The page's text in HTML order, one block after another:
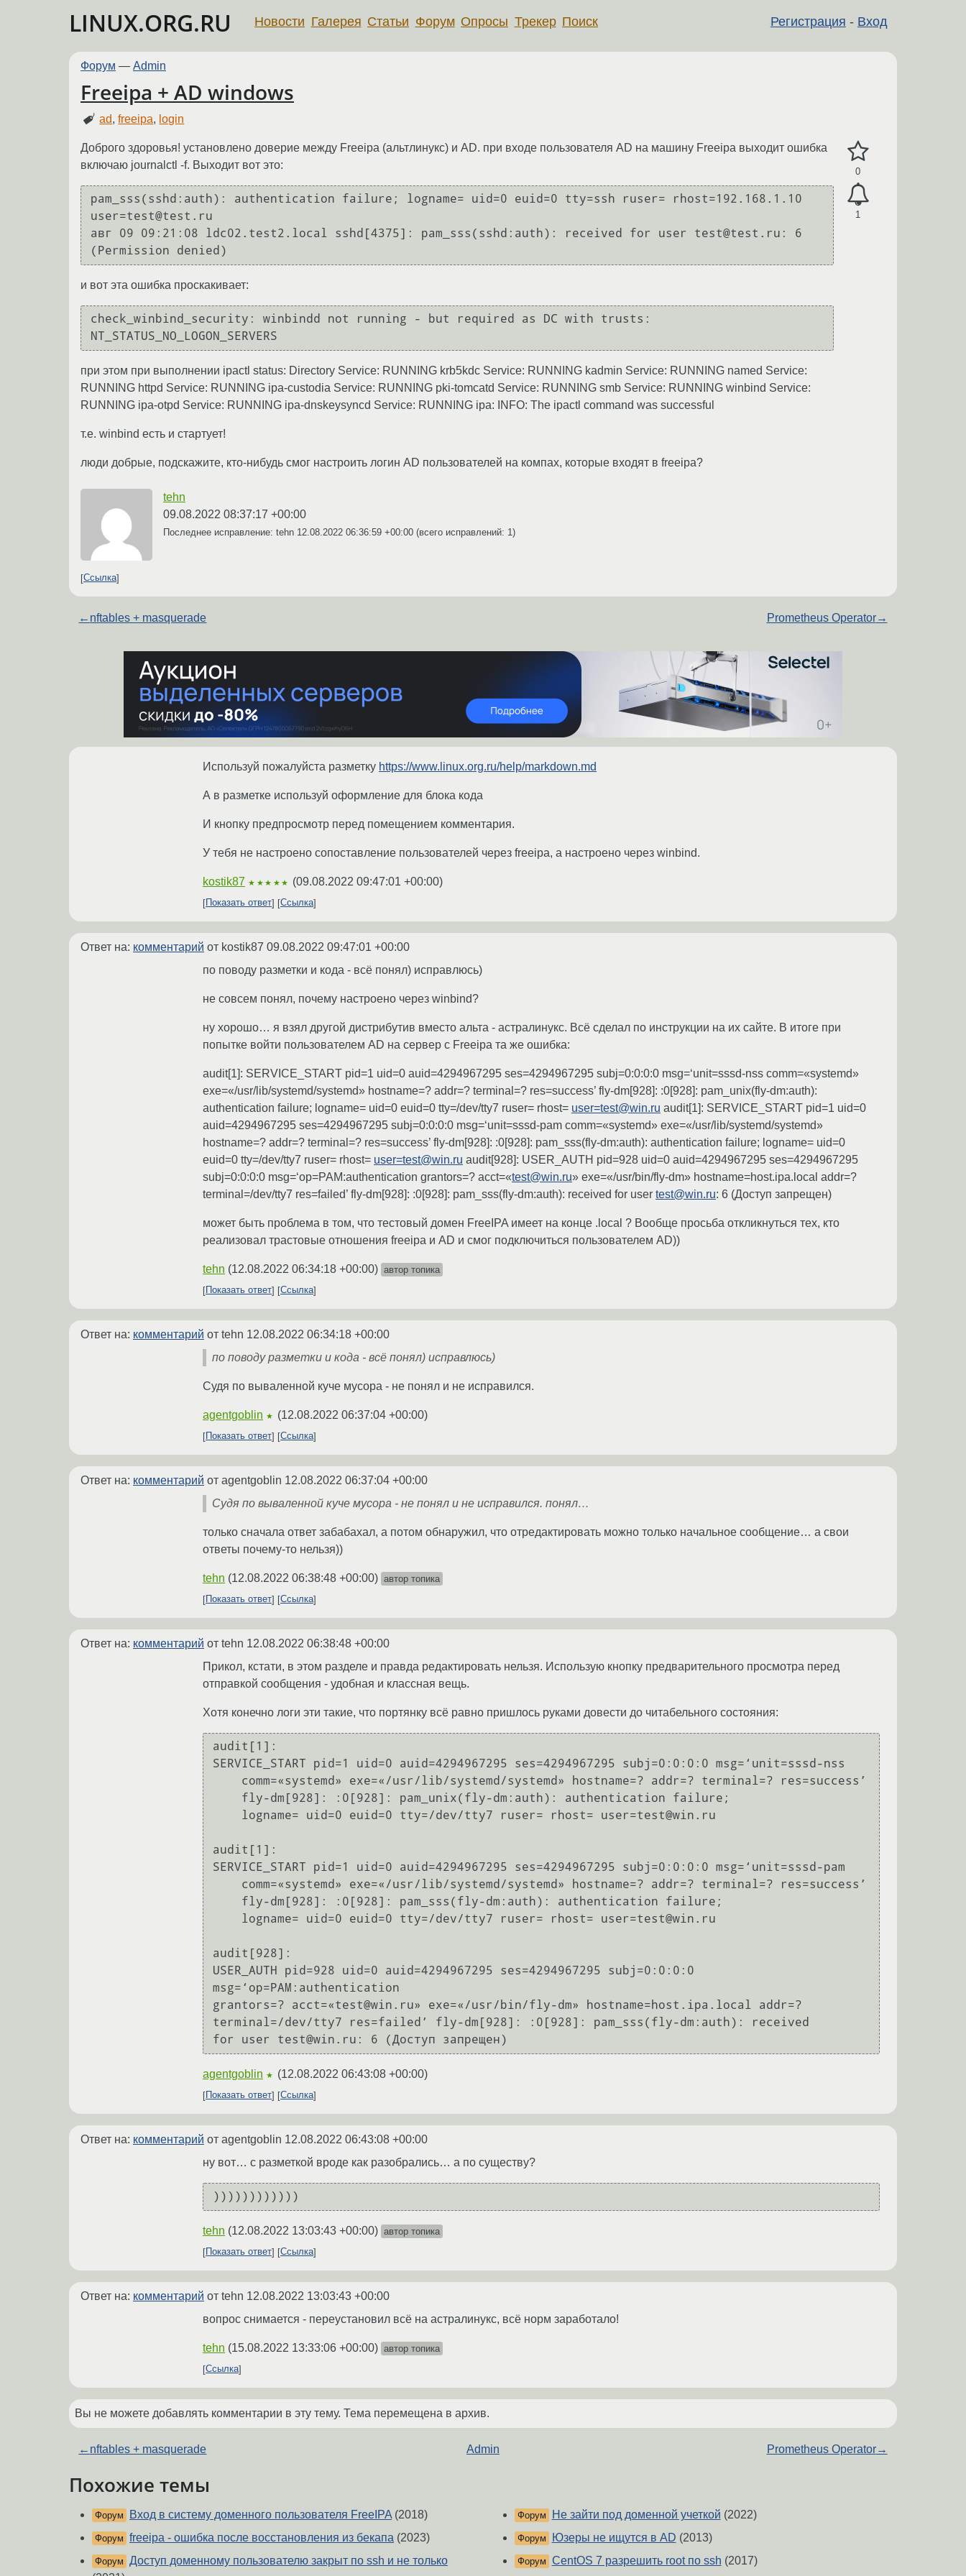
LINUX.ORG.RU Регистрация - Вход
Новости Галерея Статьи Форум Опросы Трекер Поиск
Форум — Admin
Freeipa + AD windows
ad,freeipa, login
0
1
Доброго здоровья! установлено доверие между Freeipa (альтлинукс) и AD. при входе пользователя AD на машину Freeipa выходит ошибка
включаю journalctl -f. Выходит вот это:
pam_sss(sshd:auth): authentication failure; logname= uid=0 euid=0 tty=ssh ruser= rhost=192.168.1.10
user=test@test.ru
авг 09 09:21:08 ldc02.test2.local sshd[4375]: pam_sss(sshd:auth): received for user test@test.ru: 6
и вот эта ошибка проскакивает:
check_winbind_security: winbindd not running - but required as DC with trusts:
при этом при выполнении ipactl status: Directory Service: RUNNING krb5kdc Service: RUNNING kadmin Service: RUNNING named Service:
RUNNING httpd Service: RUNNING ipa-custodia Service: RUNNING pki-tomcatd Service: RUNNING smb Service: RUNNING winbind Service:
RUNNING ipa-otpd Service: RUNNING ipa-dnskeysyncd Service: RUNNING ipa: INFO: The ipactl command was successful
т.е. winbind есть и стартует!
люди добрые, подскажите, кто-нибудь смог настроить логин AD пользователей на компах, которые входят в freeipa?
tehn
09.08.2022 08:37:17 +00:00
Последнее исправление: tehn 12.08.2022 06:36:59 +00:00 (всего исправлений: 1)
Ссылка
← nftables + masquerade Prometheus Operator→
Используй пожалуйста разметку https://www.linux.org.ru/help/markdown.md
А в разметке используй оформление для блока кода
И кнопку предпросмотр перед помещением комментария.
У тебя не настроено сопоставление пользователей через freeipa, а настроено через winbind.
kostik87 ★★★★★ (09.08.2022 09:47:01 +00:00)
Показать ответ Ссылка
Ответ на: комментарий от kostik87 09.08.2022 09:47:01 +00:00
по поводу разметки и кода - всё понял) исправлюсь)
не совсем понял, почему настроено через winbind?
ну хорошо… я взял другой дистрибутив вместо альта - астралинукс. Всё сделал по инструкции на их сайте. В итоге при
попытке войти пользователем АD на сервер с Freeipa та же ошибка:
audit[1]: SERVICE_START pid=1 uid=0 auid=4294967295 ses=4294967295 subj=0:0:0:0 msg=‘unit=sssd-nss comm=«systemd»
exe=«/usr/lib/systemd/systemd» hostname=? addr=? terminal=? res=success’ fly-dm[928]: :0[928]: pam_unix(fly-dm:auth):
authentication failure; logname= uid=0 euid=0 tty=/dev/tty7 ruser= rhost= user=test@win.ru audit[1]: SERVICE_START pid=1 uid=0
auid=4294967295 ses=4294967295 subj=0:0:0:0 msg=‘unit=sssd-pam comm=«systemd» exe=«/usr/lib/systemd/systemd»
hostname=? addr=? terminal=? res=success’ fly-dm[928]: :0[928]: pam_sss(fly-dm:auth): authentication failure; logname= uid=0
euid=0 tty=/dev/tty7 ruser= rhost= user=test@win.ru audit[928]: USER_AUTH pid=928 uid=0 auid=4294967295 ses=4294967295
subj=0:0:0:0 msg=‘op=PAM:authentication grantors=? acct=«test@win.ru» exe=«/usr/bin/fly-dm» hostname=host.ipa.local addr=?
terminal=/dev/tty7 res=failed’ fly-dm[928]: :0[928]: pam_sss(fly-dm:auth): received for user test@win.ru: 6 (Доступ запрещен)
может быть проблема в том, что тестовый домен FreeIPA имеет на конце .local ? Вообще просьба откликнуться тех, кто
реализовал трастовые отношения freeipa и AD и смог подключиться пользователем AD))
tehn (12.08.2022 06:34:18 +00:00) автор топика
Показать ответ
Ссылка
Ответ на: комментарий от tehn 12.08.2022 06:34:18 +00:00
по поводу разметки и кода - всё понял) исправлюсь)
Судя по вываленной куче мусора - не понял и не исправился.
agentgoblin ★ (12.08.2022 06:37:04 +00:00)
Показать ответ Ссылка
Ответ на: комментарий от agentgoblin 12.08.2022 06:37:04 +00:00
Судя по вываленной куче мусора - не понял и не исправился. понял…
только сначала ответ забабахал, а потом обнаружил, что отредактировать можно только начальное сообщение… а свои
ответы почему-то нельзя))
tehn (12.08.2022 06:38:48 +00:00) автор топика
Показать ответ
Ссылка
Ответ на: комментарий от tehn 12.08.2022 06:38:48 +00:00
Прикол, кстати, в этом разделе и правда редактировать нельзя. Использую кнопку предварительного просмотра перед
отправкой сообщения - удобная и классная вещь.
Хотя конечно логи эти такие, что портянку всё равно пришлось руками довести до читабельного состояния:
audit[1]:
SERVICE_START pid=1 uid=0 auid=4294967295 ses=4294967295 subj=0:0:0:0 msg=‘unit=sssd-nss
audit[1]:
SERVICE_START pid=1 uid=0 auid=4294967295 ses=4294967295 subj=0:0:0:0 msg=‘unit=sssd-pam
audit[928]:
USER_AUTH pid=928 uid=0 auid=4294967295 ses=4294967295 subj=0:0:0:0
msg=‘op=PAM:authentication
grantors=? acct=«test@win.ru» exe=«/usr/bin/fly-dm» hostname=host.ipa.local addr=?
terminal=/dev/tty7 res=failed’ fly-dm[928]: :0[928]: pam_sss(fly-dm:auth): received
agentgoblin ★ (12.08.2022 06:43:08 +00:00)
Показать ответ Ссылка
Ответ на: комментарий от agentgoblin 12.08.2022 06:43:08 +00:00
ну вот… с разметкой вроде как разобрались… а по существу?
tehn (12.08.2022 13:03:43 +00:00) автор топика
Показать ответ
Ссылка
Ответ на: комментарий от tehn 12.08.2022 13:03:43 +00:00
вопрос снимается - переустановил всё на астралинукс, всё норм заработало!
tehn (15.08.2022 13:33:06 +00:00) автор топика
Ссылка
Вы не можете добавлять комментарии в эту тему. Тема перемещена в архив.
← nftables + masquerade Admin Prometheus Operator→
Похожие темы
Форум Вход в систему доменного пользователя FreeIPA(2018)
Форум freeipa - ошибка после восстановления из бекапа (2023)
Форум Доступ доменному пользователю закрыт по ssh и не только
Форум Не зайти под доменной учеткой (2022)
Форум Юзеры не ищутся в AD (2013)
Форум CentOS 7 разрешить root по ssh (2017)